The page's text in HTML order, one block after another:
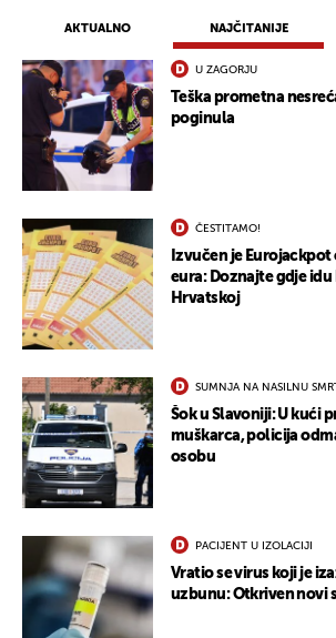
AKTUALNO NAJČITANIJE
U ZAGORJU
Teška prometna
poginula
ČESTITAMO!
Izvučen je
eura: Doznajte gdje
Hrvatskoj
SUMNJA NA NASILNU
Šok u Slavoniji: U kući
muškarca, policija
osobu
PACIJENT U IZOLACIJI
Vratio se virus koji je
uzbunu: Otkriven novi
UKLJUČITE